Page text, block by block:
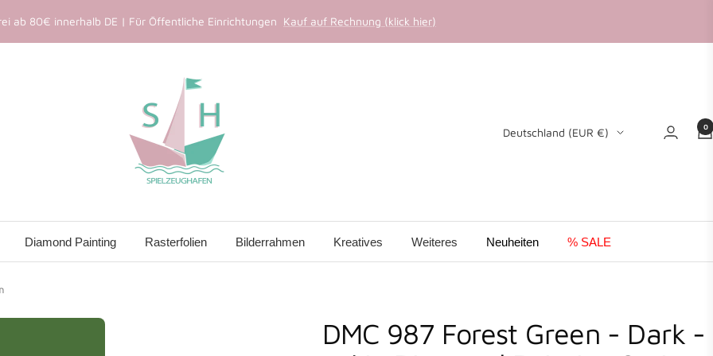
ab 80€ innerhalb DE | Für Öffentliche Einrichtungen Kauf auf Rechnung (klick hier)
Land/Region
Deutschland (EUR €) 0
Diamond Painting Rasterfolien Bilderrahmen Kreatives Weiteres Neuheiten % SALE
DMC 987 Forest Green - Dark -